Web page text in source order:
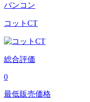
バンコン
コットCT
総合評価
0
最低販売価格